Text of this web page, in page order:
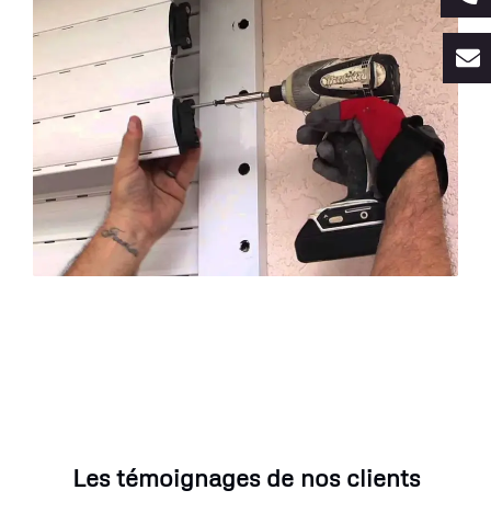
Les témoignages de nos clients